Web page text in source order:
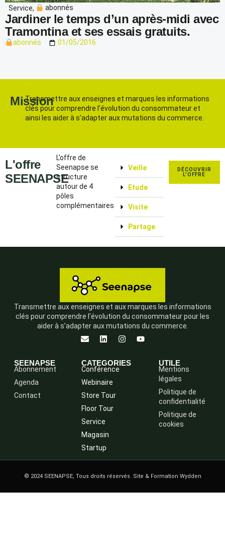
Service, abonnés
Jardiner le temps d’un après-midi avec
Tramontina et ses essais gratuits.
abonnés 01/05/2016
Mission
Transmettre aux enseignes et marques les informations
clés pour comprendre l’évolution du consommateur et
ainsi les aider à s’adapter aux mutations du commerce.
L'offre
SEENAPSE
L’offre de
Seenapse se
structure
autour de 4
pôles
complémentaires
Veille
Etude
Visite
Partage
DÉCOUVRIR
L'OFFRE
Transmettre aux enseignes et aux marques les informations
clés pour comprendre l’évolution du consommateur pour les
aider à s’adapter aux mutations du commerce.
SEENAPSE
Abonnement
Agenda
Contact
CATEGORIES
Conférence
Webinaire
Store Tour
Floor Tour
Service
Magasin
Startup
UTILE
Mentions
légales
Politique de
confidentialité
Politique de
cookies
© 2024 SEENAPSE, Tous droits réservés. Site & Formation Wydden